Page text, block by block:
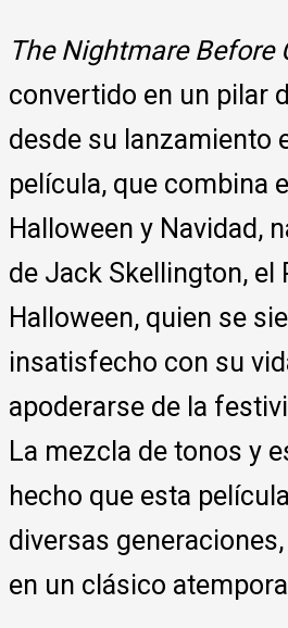
The Nightmare Before
convertido en un pilar
desde su lanzamiento
película, que combina
Halloween y Navidad,
de Jack Skellington, el
Halloween, quien se
insatisfecho con su
apoderarse de la
La mezcla de tonos y
hecho que esta
diversas
en un clásico